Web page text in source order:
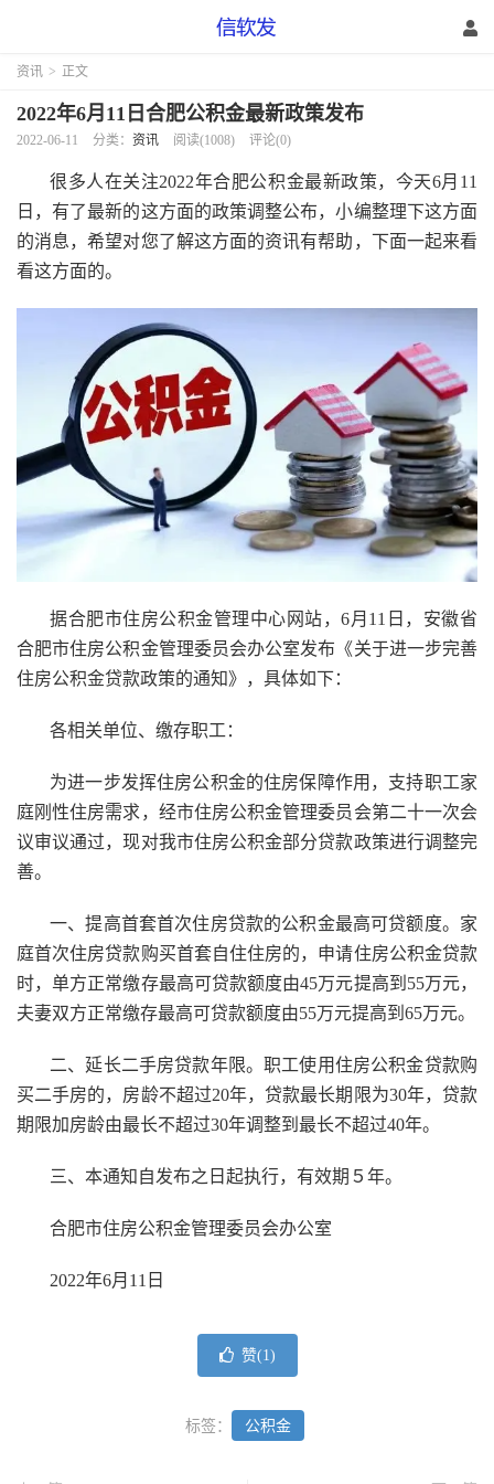
资讯 > 正文
2022年6月11日合肥公积金最新政策发布
2022-06-11 分类： 资讯 阅读(1008) 评论(0)
很多人在关注2022年合肥公积金最新政策，今天6月11
日，有了最新的这方面的政策调整公布，小编整理下这方面
的消息，希望对您了解这方面的资讯有帮助，下面一起来看
看这方面的。
据合肥市住房公积金管理中心网站，6月11日，安徽省
合肥市住房公积金管理委员会办公室发布《关于进一步完善
住房公积金贷款政策的通知》，具体如下：
各相关单位、缴存职工：
为进一步发挥住房公积金的住房保障作用，支持职工家
庭刚性住房需求，经市住房公积金管理委员会第二十一次会
议审议通过，现对我市住房公积金部分贷款政策进行调整完
善。
一、提高首套首次住房贷款的公积金最高可贷额度。家
庭首次住房贷款购买首套自住住房的，申请住房公积金贷款
时，单方正常缴存最高可贷款额度由45万元提高到55万元，
夫妻双方正常缴存最高可贷款额度由55万元提高到65万元。
二、延长二手房贷款年限。职工使用住房公积金贷款购
买二手房的，房龄不超过20年，贷款最长期限为30年，贷款
期限加房龄由最长不超过30年调整到最长不超过40年。
三、本通知自发布之日起执行，有效期５年。
合肥市住房公积金管理委员会办公室
2022年6月11日
赞(1)
标签： 公积金